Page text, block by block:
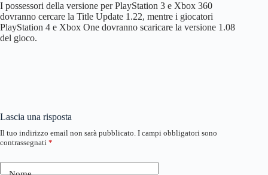
I possessori della versione per PlayStation 3 e Xbox 360
dovranno cercare la Title Update 1.22, mentre i giocatori
PlayStation 4 e Xbox One dovranno scaricare la versione 1.08
del gioco.
Lascia una risposta
Il tuo indirizzo email non sarà pubblicato. I campi obbligatori sono
contrassegnati *